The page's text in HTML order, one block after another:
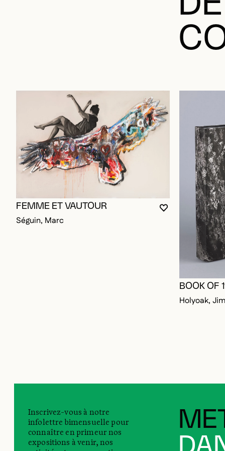
VOUS DEVEZ
FERMER LA
OUVRIR LA
FEMME ET VAUTOUR
Séguin, Marc
BOOK OF
Holyoak, Jim
Inscrivez-vous à notre
infolettre bimensuelle pour
connaître en primeur nos
expositions à venir, nos